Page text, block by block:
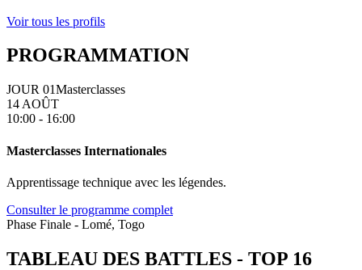
Voir tous les profils
PROGRAMMATION
JOUR 01Masterclasses
14 AOÛT
10:00 - 16:00
Masterclasses Internationales
Apprentissage technique avec les légendes.
Consulter le programme complet
Phase Finale - Lomé, Togo
TABLEAU DES BATTLES - TOP 16